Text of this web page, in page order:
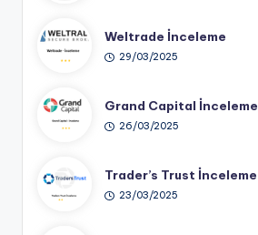
Weltrade İnceleme
29/03/2025
Grand Capital İnceleme
26/03/2025
Trader’s Trust İnceleme
23/03/2025